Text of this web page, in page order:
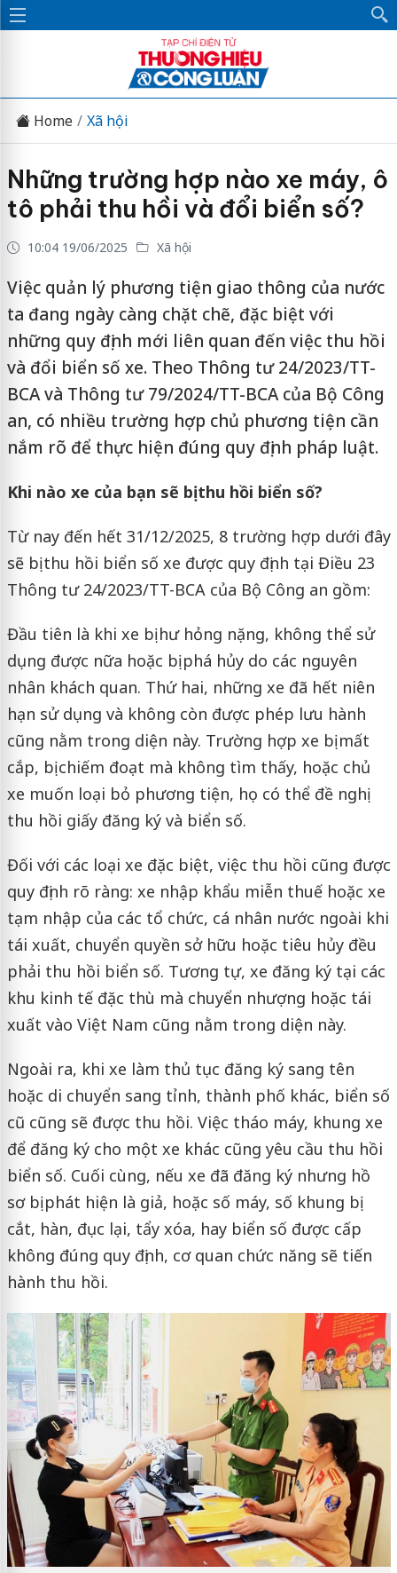
Home Xã hội
Những trường hợp nào xe máy, ô
tô phải thu hồi và đổi biển số?
10:04 19/06/2025 Xã hội
Việc quản lý phương tiện giao thông của nước
ta đang ngày càng chặt chẽ, đặc biệt với
những quy định mới liên quan đến việc thu hồi
và đổi biển số xe. Theo Thông tư 24/2023/TT-
BCA và Thông tư 79/2024/TT-BCA của Bộ Công
an, có nhiều trường hợp chủ phương tiện cần
nắm rõ để thực hiện đúng quy định pháp luật.
Khi nào xe của bạn sẽ bị thu hồi biển số?
Từ nay đến hết 31/12/2025, 8 trường hợp dưới đây
sẽ bị thu hồi biển số xe được quy định tại Điều 23
Thông tư 24/2023/TT-BCA của Bộ Công an gồm:
Đầu tiên là khi xe bị hư hỏng nặng, không thể sử
dụng được nữa hoặc bị phá hủy do các nguyên
nhân khách quan. Thứ hai, những xe đã hết niên
hạn sử dụng và không còn được phép lưu hành
cũng nằm trong diện này. Trường hợp xe bị mất
cắp, bị chiếm đoạt mà không tìm thấy, hoặc chủ
xe muốn loại bỏ phương tiện, họ có thể đề nghị
thu hồi giấy đăng ký và biển số.
Đối với các loại xe đặc biệt, việc thu hồi cũng được
quy định rõ ràng: xe nhập khẩu miễn thuế hoặc xe
tạm nhập của các tổ chức, cá nhân nước ngoài khi
tái xuất, chuyển quyền sở hữu hoặc tiêu hủy đều
phải thu hồi biển số. Tương tự, xe đăng ký tại các
khu kinh tế đặc thù mà chuyển nhượng hoặc tái
xuất vào Việt Nam cũng nằm trong diện này.
Ngoài ra, khi xe làm thủ tục đăng ký sang tên
hoặc di chuyển sang tỉnh, thành phố khác, biển số
cũ cũng sẽ được thu hồi. Việc tháo máy, khung xe
để đăng ký cho một xe khác cũng yêu cầu thu hồi
biển số. Cuối cùng, nếu xe đã đăng ký nhưng hồ
sơ bị phát hiện là giả, hoặc số máy, số khung bị
cắt, hàn, đục lại, tẩy xóa, hay biển số được cấp
không đúng quy định, cơ quan chức năng sẽ tiến
hành thu hồi.